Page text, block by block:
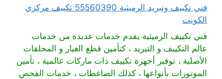
فني تكييف وتبريد الرميثية 55560390 تكييف مركزي
الكويت
فني تكييف الرميثية يقدم خدمات عديدة من خدمات
عالم التكييف و التبريد ، كتأمين قطع الغيار و المحلقات
الأصلية ، توفير أجهزة تكييف ذات ماركات عالمية ، تأمين
الموتورات بأنواعها ، كذلك الضاغطات ، خدمات الفحص